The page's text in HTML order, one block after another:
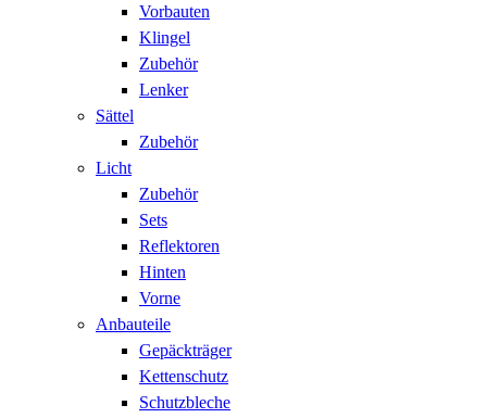
Vorbauten
Klingel
Zubehör
Lenker
Sättel
Zubehör
Licht
Zubehör
Sets
Reflektoren
Hinten
Vorne
Anbauteile
Gepäckträger
Kettenschutz
Schutzbleche